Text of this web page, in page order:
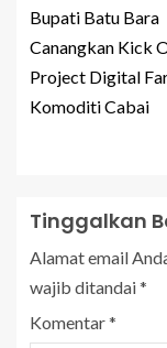
Bupati Batu Bara
Canangkan Kick
Project Digital
Komoditi Cabai
Tinggalkan
Alamat email
wajib ditandai*
Komentar*